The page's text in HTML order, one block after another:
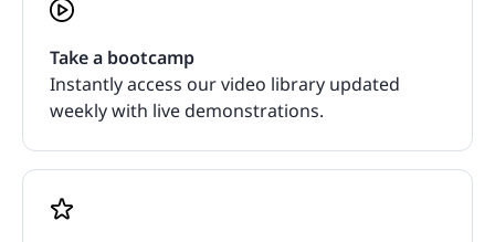
Take a bootcamp
Instantly access our video library updated
weekly with live demonstrations.